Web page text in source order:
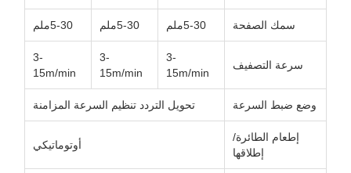
سمك الصفحة 5-30ملم 5-30ملم 5-30ملم
سرعة التصفيف
3-
15m/min
3-
15m/min
3-
15m/min
وضع ضبط السرعة تحويل التردد تنظيم السرعة المزامنة
إطعام الطائرة/
إطلاقها
أوتوماتيكي